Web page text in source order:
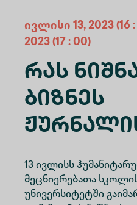
ივლისი 13, 2023 (16
2023 (17 : 00)
Რას
Ბიზნეს
13 ივლისს
მეცნიერებათა
უნივერსიტეტში